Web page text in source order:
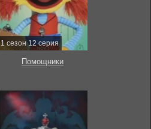
1 сезон 12 серия
Помощники